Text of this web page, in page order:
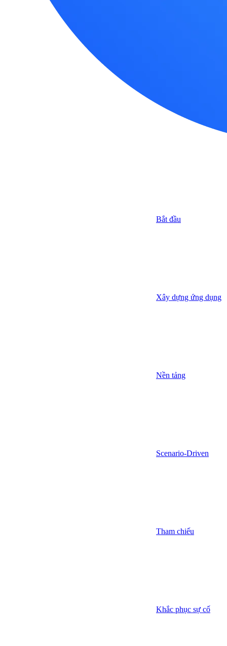
Bắt đầu
Xây dựng ứng dụng
Nền tảng
Scenario-Driven
Tham chiếu
Khắc phục sự cố